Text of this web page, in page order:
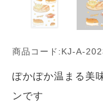
商品コード:KJ-A-
ぽかぽか温まる美
ンです